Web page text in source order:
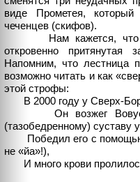
виде Прометея,
чеченцев (скифов).
Нам кажется, что это
откровенно
Напомним, что лестница
возможно читать и как
этой строфы:
В 2000 году у Сверх-
Он возжег Вовуса,
(тазобедренному) суставу
Победил его с помощью
не «йа»!),
И много крови